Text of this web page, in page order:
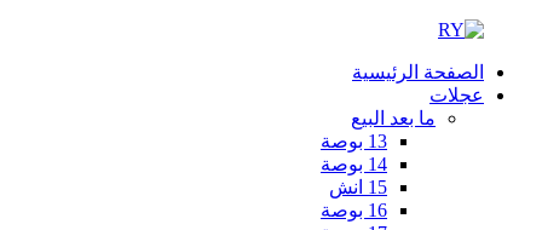
الصفحة الرئيسية
عجلات
ما بعد البيع
13 بوصة
14 بوصة
15 انش
16 بوصة